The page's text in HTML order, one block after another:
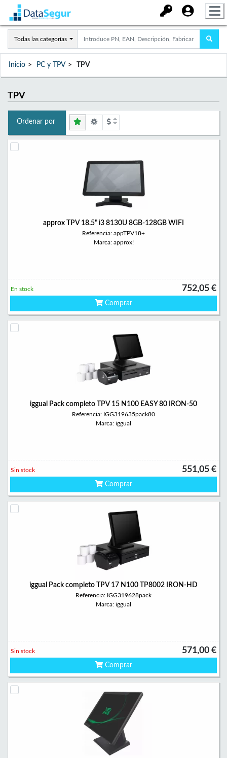
Todas las categorías
Inicio PC y TPV TPV
TPV
Ordenar por
approx TPV 18.5" i3 8130U 8GB-128GB WIFI
Referencia: appTPV18+
Marca: approx!
752,05 €
En stock
Comprar
iggual Pack completo TPV 15 N100 EASY 80 IRON-50
Referencia: IGG319635pack80
Marca: iggual
551,05 €
Sin stock
Comprar
iggual Pack completo TPV 17 N100 TP8002 IRON-HD
Referencia: IGG319628pack
Marca: iggual
571,00 €
Sin stock
Comprar